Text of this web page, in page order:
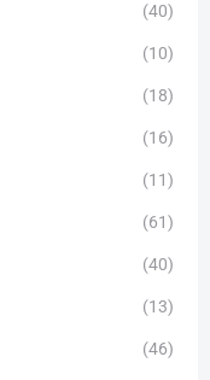
(40)
(10)
(18)
(16)
(11)
(61)
(40)
(13)
(46)